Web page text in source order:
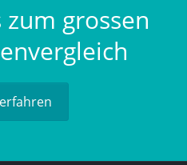
grossen